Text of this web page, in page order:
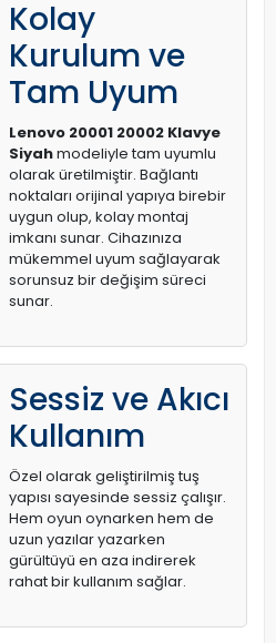
Kolay
Kurulum ve
Tam Uyum
Lenovo 20001 20002 Klavye
Siyahmodeliyle tam uyumlu
olarak üretilmiştir. Bağlantı
noktaları orijinal yapıya birebir
uygun olup, kolay montaj
imkanı sunar. Cihazınıza
mükemmel uyum sağlayarak
sorunsuz bir değişim süreci
sunar.
Sessiz ve Akıcı
Kullanım
Özel olarak geliştirilmiş tuş
yapısı sayesinde sessiz çalışır.
Hem oyun oynarken hem de
uzun yazılar yazarken
gürültüyü en aza indirerek
rahat bir kullanım sağlar.